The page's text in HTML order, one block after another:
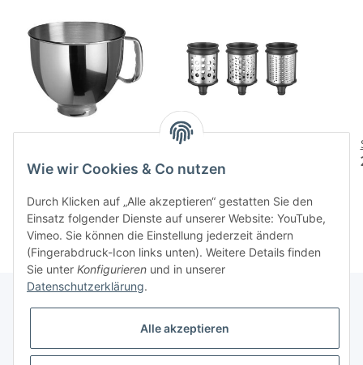
169,00 CHF *
149,00 CHF
Wie wir Cookies & Co nutzen
Durch Klicken auf „Alle akzeptieren“ gestatten Sie den
Einsatz folgender Dienste auf unserer Website: YouTube,
Vimeo. Sie können die Einstellung jederzeit ändern
(Fingerabdruck-Icon links unten). Weitere Details finden
Sie unter Konfigurieren und in unserer
Datenschutzerklärung.
Alle akzeptieren